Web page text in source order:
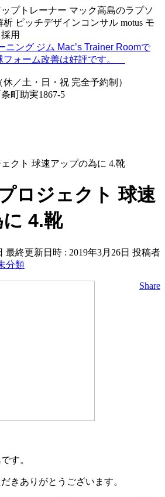
プトレーナー マック高島のラプソ
ピッチデザインコンサル motus モ
採用
／土・日・祝 完全予約制）
助実1867-5
クト 球速アップの為に 4.靴
ロジェクト 球速
4.靴
最終更新日時 : 2019年3月26日 投稿者
分類
Share
す。
きありがとうございます。